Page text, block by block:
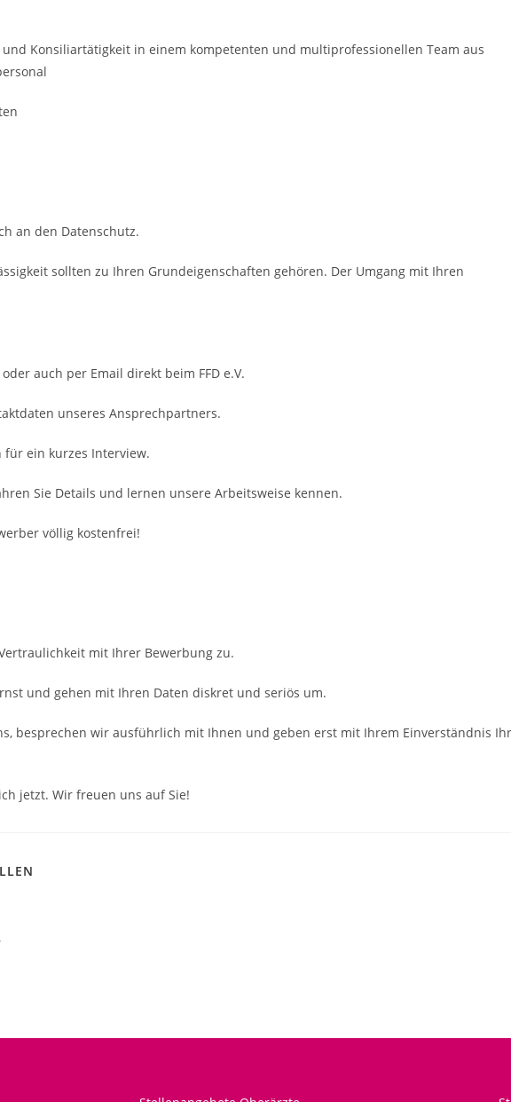
Konsiliar­tätigkeit in einem kompe­tenten und multiprofessio­nellen Team aus
an den Datenschutz.
sollten zu Ihren Grundeigenschaften gehören. Der Umgang mit Ihren
auch per Email direkt beim FFD e.V.
unseres Ansprechpartners.
ein kurzes Interview.
Sie Details und lernen unsere Arbeitsweise kennen.
völlig kostenfrei!
mit Ihrer Bewerbung zu.
und gehen mit Ihren Daten diskret und seriös um.
besprechen wir ausführlich mit Ihnen und geben erst mit Ihrem Einverständnis
jetzt. Wir freuen uns auf Sie!